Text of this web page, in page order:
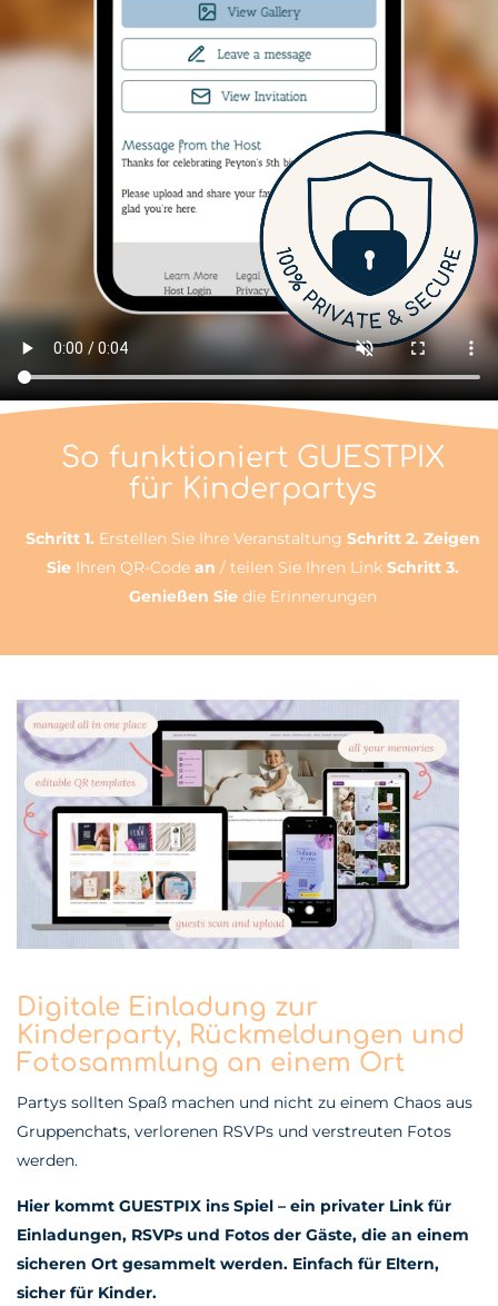
So funktioniert GUESTPIX
für Kinderpartys
Schritt 1. Erstellen Sie Ihre Veranstaltung Schritt 2. Zeigen
Sie Ihren QR-Code an / teilen Sie Ihren Link Schritt 3.
Genießen Sie die Erinnerungen
Digitale Einladung zur
Kinderparty, Rückmeldungen und
Fotosammlung an einem Ort
Partys sollten Spaß machen und nicht zu einem Chaos aus
Gruppenchats, verlorenen RSVPs und verstreuten Fotos
werden.
Hier kommt GUESTPIX ins Spiel – ein privater Link für
Einladungen, RSVPs und Fotos der Gäste, die an einem
sicheren Ort gesammelt werden. Einfach für Eltern,
sicher für Kinder.